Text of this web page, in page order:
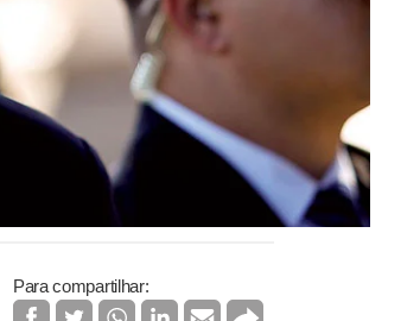
Para compartilhar: